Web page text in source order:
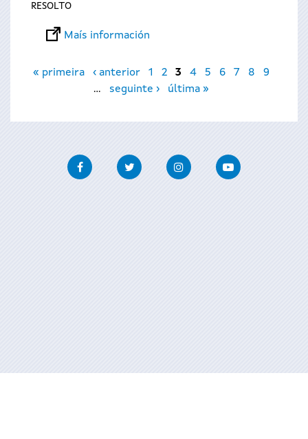
RESOLTO
Maís información
Páxinas
« primeira ‹ anterior 1 2 3 4 5 6 7 8
9
…
seguinte › última »
FacebookTwitter InstagramYoutube